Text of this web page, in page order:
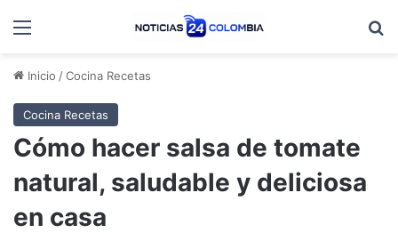
Menú
Inicio /Cocina Recetas
Cocina Recetas
Cómo hacer salsa de tomate
natural, saludable y deliciosa
en casa